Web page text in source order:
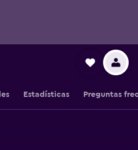
Estadísticas Preguntas